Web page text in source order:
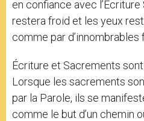
en confiance avec
restera froid et les yeux
comme par
Écriture et Sacrements
Lorsque les sacrements
par la Parole, ils se
comme le but d’un chemin